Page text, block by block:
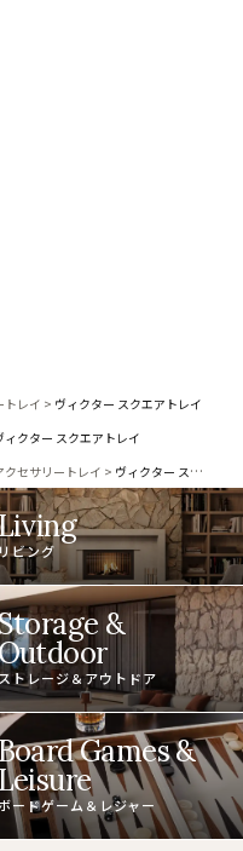
トレイ
ヴィクター スクエアトレイ
ィクター スクエアトレイ
クセサリートレイ ヴィクター スクエアトレイ
ビング
&
トレージ＆アウトドア
Games &
Leisure
ードゲーム＆レジャー